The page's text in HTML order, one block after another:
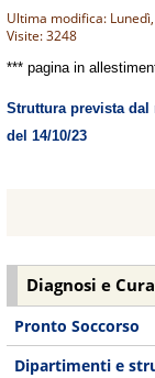
Ultima modifica:
Visite: 3248
*** pagina in
Struttura prevista dal
del 14/10/23
Diagnosi e Cura
Pronto Soccorso
Dipartimenti e